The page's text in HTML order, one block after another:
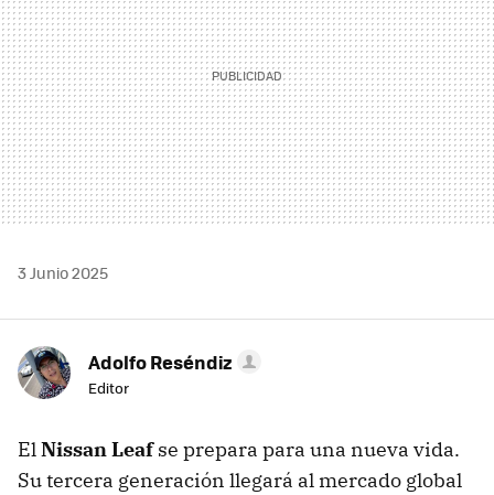
3 Junio 2025
Adolfo Reséndiz
Editor
ElNissan Leafse prepara para una nueva vida.
Su tercera generación llegará al mercado global